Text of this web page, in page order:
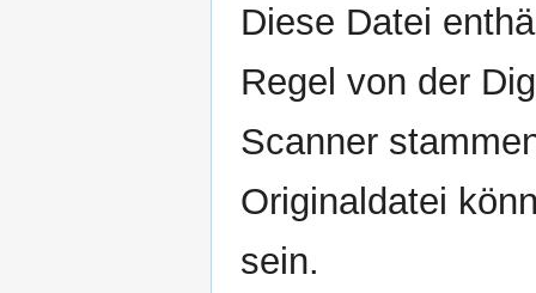
Diese Datei
Regel von der
Scanner
Originaldatei
sein.